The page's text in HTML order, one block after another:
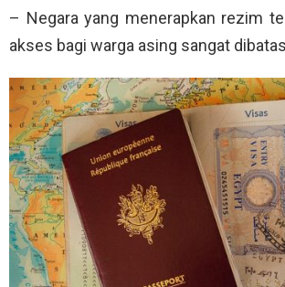
– Negara yang menerapkan rezim
akses bagi warga asing sangat